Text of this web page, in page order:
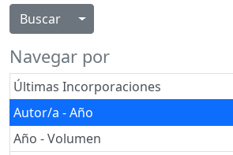
Alternar menú desplegable
Navegar por
Últimas Incorporaciones
Autor/a - Año
Año - Volumen